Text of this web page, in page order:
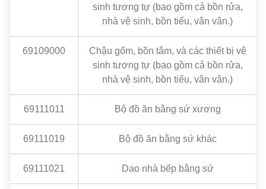
sinh tương tự (bao gồm cả bồn rửa,
nhà vệ sinh, bồn tiểu, vân vân.)
69109000
Chậu gốm, bồn tắm, và các thiết bị vệ
sinh tương tự (bao gồm cả bồn rửa,
nhà vệ sinh, bồn tiểu, vân vân.)
69111011 Bộ đồ ăn bằng sứ xương
69111019 Bộ đồ ăn bằng sứ khác
69111021 Dao nhà bếp bằng sứ